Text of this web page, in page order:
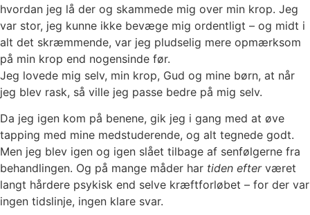
hvordan jeg lå der og skammede mig over min krop. Jeg
var stor, jeg kunne ikke bevæge mig ordentligt – og midt i
alt det skræmmende, var jeg pludselig mere opmærksom
på min krop end nogensinde før.
Jeg lovede mig selv, min krop, Gud og mine børn, at når
jeg blev rask, så ville jeg passe bedre på mig selv.
Da jeg igen kom på benene, gik jeg i gang med at øve
tapping med mine medstuderende, og alt tegnede godt.
Men jeg blev igen og igen slået tilbage af senfølgerne fra
behandlingen. Og på mange måder har tiden efterværet
langt hårdere psykisk end selve kræftforløbet – for der var
ingen tidslinje, ingen klare svar.